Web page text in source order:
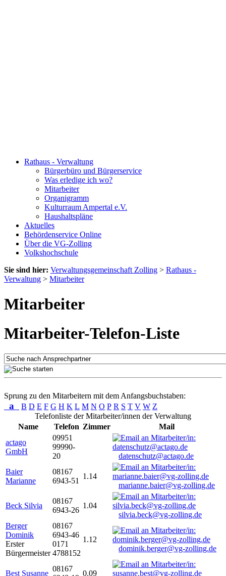
Rathaus - Verwaltung
Bürgerbüro und Bürgerservice
Was erledige ich wo?
Mitarbeiter
Organigramm
Kulturraum Ampertal e.V.
Haushaltspläne
Aktuelles
Behördenservice Online
Über die VG-Zolling
Volkshochschule
Sie sind hier: Verwaltungsgemeinschaft Zolling > Rathaus -
Verwaltung > Mitarbeiter
Mitarbeiter
Mitarbeiter-Telefon-Liste
Sprung zu den Mitarbeitern mit dem Anfangsbuchstaben:
a B D E F G H K L M N O P R S T V W Z
Telefonliste der Mitarbeiter/innen der Verwaltung
Name
Telefon Zimmer
Mail
actago
GmbH
09951
99990-
20
datenschutz@actago.de
Baier
Marianne
08167
6943-51
1.14
marianne.baier@vg-zolling.de
Beck Silvia
08167
6943-26
1.04
silvia.beck@vg-zolling.de
Berger
Dominik
Erster
Bürgermeister
08167
6943-46
0171
4788152
1.12
dominik.berger@vg-zolling.de
Best Susanne
08167
0.09